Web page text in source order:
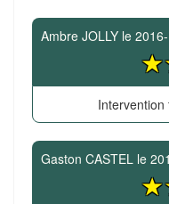
Ambre JOLLY le
Gaston CASTEL le